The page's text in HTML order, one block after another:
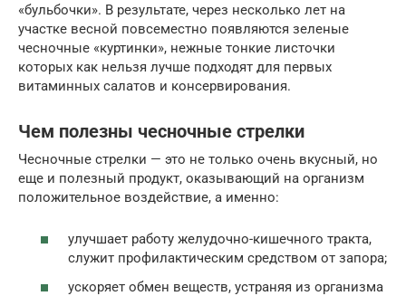
«бульбочки». В результате, через несколько лет на
участке весной повсеместно появляются зеленые
чесночные «куртинки», нежные тонкие листочки
которых как нельзя лучше подходят для первых
витаминных салатов и консервирования.
Чем полезны чесночные стрелки
Чесночные стрелки — это не только очень вкусный, но
еще и полезный продукт, оказывающий на организм
положительное воздействие, а именно:
улучшает работу желудочно-кишечного тракта,
служит профилактическим средством от запора;
ускоряет обмен веществ, устраняя из организма